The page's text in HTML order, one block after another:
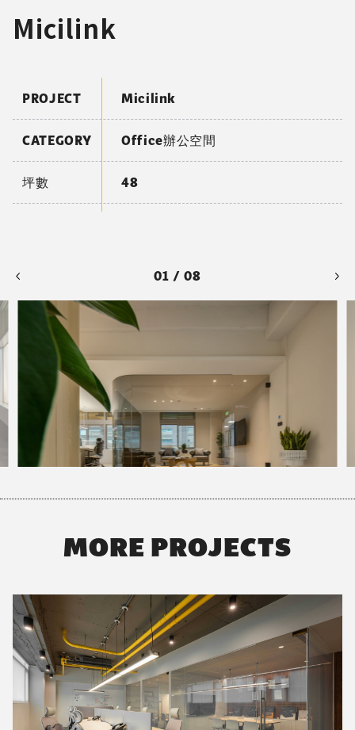
Micilink
PROJECT Micilink
CATEGORY Office辦公空間
坪數 48
01 / 08
MORE PROJECTS